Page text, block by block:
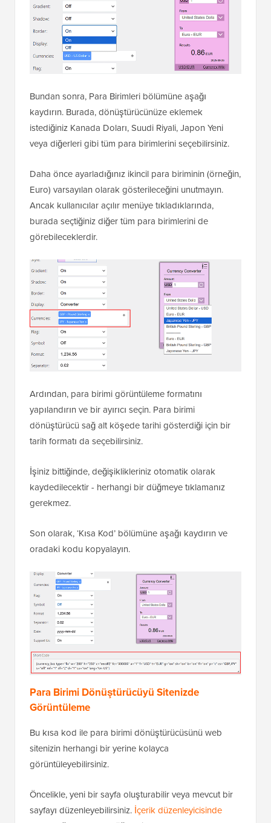
Bundan sonra, Para Birimleri bölümüne aşağı
kaydırın. Burada, dönüştürücünüze eklemek
istediğiniz Kanada Doları, Suudi Riyali, Japon Yeni
veya diğerleri gibi tüm para birimlerini seçebilirsiniz.
Daha önce ayarladığınız ikincil para biriminin (örneğin,
Euro) varsayılan olarak gösterileceğini unutmayın.
Ancak kullanıcılar açılır menüye tıkladıklarında,
burada seçtiğiniz diğer tüm para birimlerini de
görebileceklerdir.
Ardından, para birimi görüntüleme formatını
yapılandırın ve bir ayırıcı seçin. Para birimi
dönüştürücü sağ alt köşede tarihi gösterdiği için bir
tarih formatı da seçebilirsiniz.
İşiniz bittiğinde, değişiklikleriniz otomatik olarak
kaydedilecektir - herhangi bir düğmeye tıklamanız
gerekmez.
Son olarak, ‘Kısa Kod’ bölümüne aşağı kaydırın ve
oradaki kodu kopyalayın.
Para Birimi Dönüştürücüyü Sitenizde
Görüntüleme
Bu kısa kod ile para birimi dönüştürücüsünü web
sitenizin herhangi bir yerine kolayca
görüntüleyebilirsiniz.
Öncelikle, yeni bir sayfa oluşturabilir veya mevcut bir
sayfayı düzenleyebilirsiniz. İçerik düzenleyicisinde